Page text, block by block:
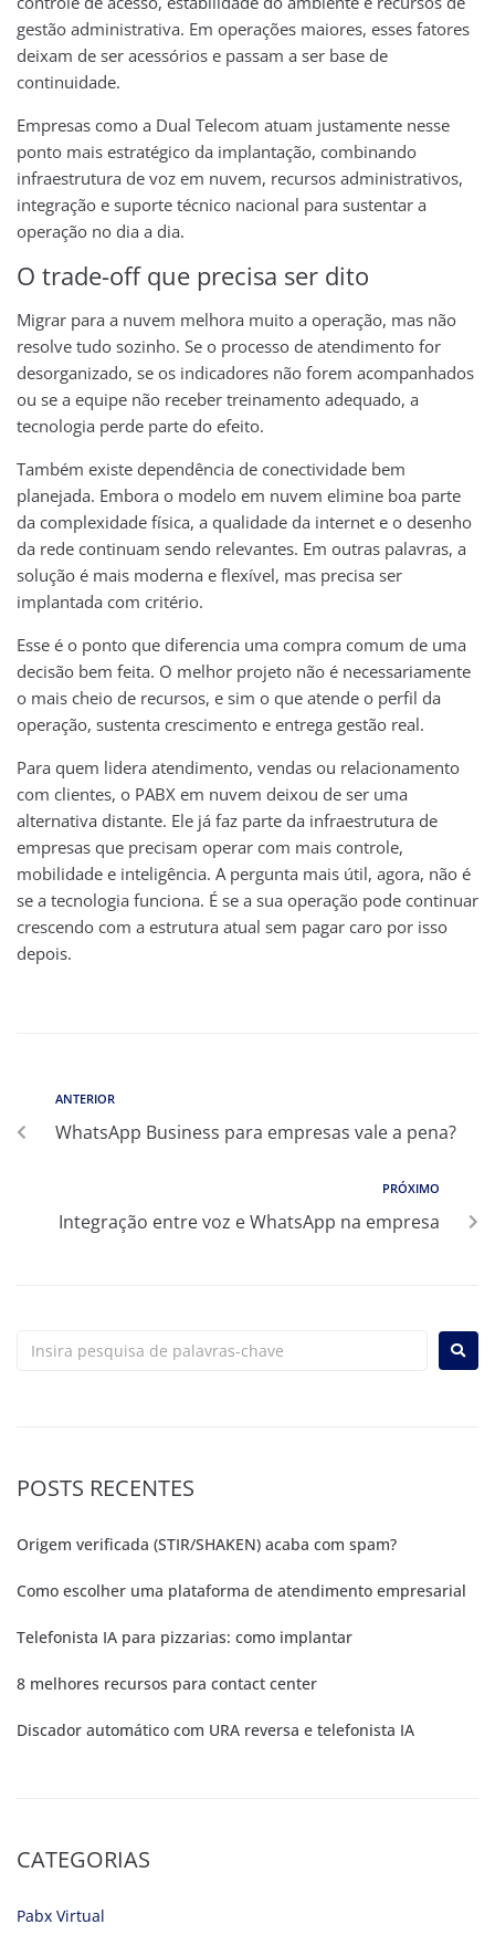
gestão administrativa. Em operações maiores, esses fatores
deixam de ser acessórios e passam a ser base de
continuidade.
Empresas como a Dual Telecom atuam justamente nesse
ponto mais estratégico da implantação, combinando
infraestrutura de voz em nuvem, recursos administrativos,
integração e suporte técnico nacional para sustentar a
operação no dia a dia.
O trade-off que precisa ser dito
Migrar para a nuvem melhora muito a operação, mas não
resolve tudo sozinho. Se o processo de atendimento for
desorganizado, se os indicadores não forem acompanhados
ou se a equipe não receber treinamento adequado, a
tecnologia perde parte do efeito.
Também existe dependência de conectividade bem
planejada. Embora o modelo em nuvem elimine boa parte
da complexidade física, a qualidade da internet e o desenho
da rede continuam sendo relevantes. Em outras palavras, a
solução é mais moderna e flexível, mas precisa ser
implantada com critério.
Esse é o ponto que diferencia uma compra comum de uma
decisão bem feita. O melhor projeto não é necessariamente
o mais cheio de recursos, e sim o que atende o perfil da
operação, sustenta crescimento e entrega gestão real.
Para quem lidera atendimento, vendas ou relacionamento
com clientes, o PABX em nuvem deixou de ser uma
alternativa distante. Ele já faz parte da infraestrutura de
empresas que precisam operar com mais controle,
mobilidade e inteligência. A pergunta mais útil, agora, não é
se a tecnologia funciona. É se a sua operação pode continuar
crescendo com a estrutura atual sem pagar caro por isso
depois.
ANTERIOR
WhatsApp Business para empresas vale a pena?
PRÓXIMO
Integração entre voz e WhatsApp na empresa
POSTS RECENTES
Origem verificada (STIR/SHAKEN) acaba com spam?
Como escolher uma plataforma de atendimento empresarial
Telefonista IA para pizzarias: como implantar
8 melhores recursos para contact center
Discador automático com URA reversa e telefonista IA
CATEGORIAS
Pabx Virtual